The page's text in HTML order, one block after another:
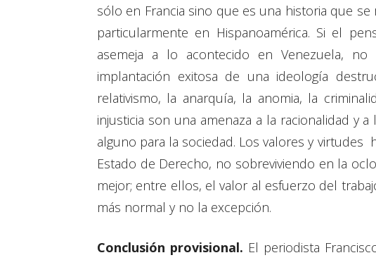
sólo en Francia sino que es una historia que
particularmente en Hispanoamérica. Si el
asemeja a lo acontecido en Venezuela,
implantación exitosa de una ideología
relativismo, la anarquía, la anomia, la
injusticia son una amenaza a la racionalidad y
alguno para la sociedad. Los valores y virtudes
Estado de Derecho, no sobreviviendo en la
mejor; entre ellos, el valor al esfuerzo del
más normal y no la excepción.
Conclusión provisional. El periodista